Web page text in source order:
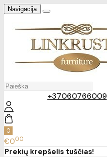
Navigacija
+37060766009
0
€000
Prekių krepšelis tuščias!